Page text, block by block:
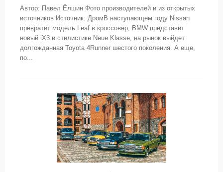
Автор: Павел Ёлшин Фото производителей и из открытых
источников Источник: ДромВ наступающем году Nissan
превратит модель Leaf в кроссовер, BMW представит
новый iX3 в стилистике Neue Klasse, на рынок выйдет
долгожданная Toyota 4Runner шестого поколения. А еще,
по...